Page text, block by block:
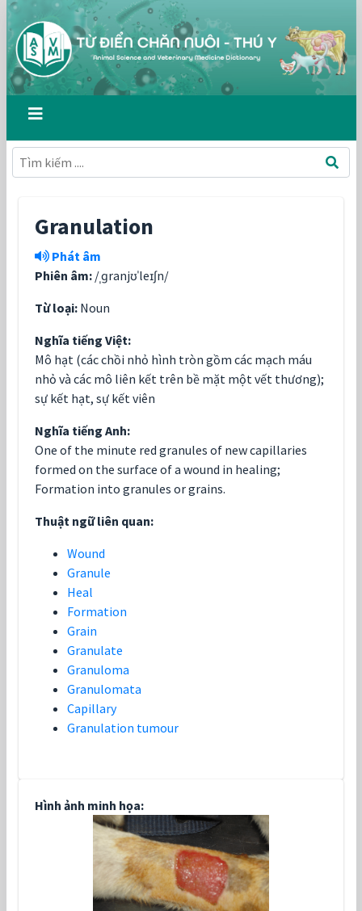
Granulation
Phát âm
Phiên âm: /ˌɡranjʊˈleɪʃn/
Từ loại: Noun
Nghĩa tiếng Việt:
Mô hạt (các chồi nhỏ hình tròn gồm các mạch máu
nhỏ và các mô liên kết trên bề mặt một vết thương);
sự kết hạt, sự kết viên
Nghĩa tiếng Anh:
One of the minute red granules of new capillaries
formed on the surface of a wound in healing;
Formation into granules or grains.
Thuật ngữ liên quan:
Wound
Granule
Heal
Formation
Grain
Granulate
Granuloma
Granulomata
Capillary
Granulation tumour
Hình ảnh minh họa: